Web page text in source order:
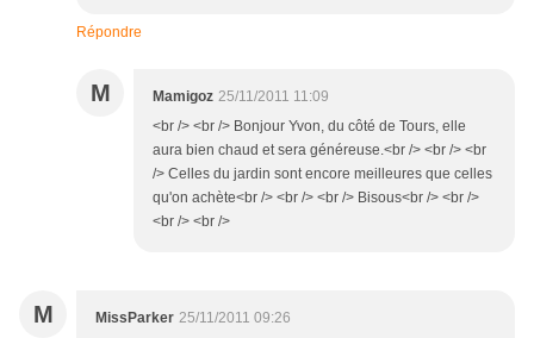
Répondre
M Mamigoz 25/11/2011 11:09
<br /> <br /> Bonjour Yvon, du côté de Tours, elle
aura bien chaud et sera généreuse.<br /> <br /> <br
/> Celles du jardin sont encore meilleures que celles
qu'on achète<br /> <br /> <br /> Bisous<br /> <br />
<br /> <br />
M MissParker 25/11/2011 09:26